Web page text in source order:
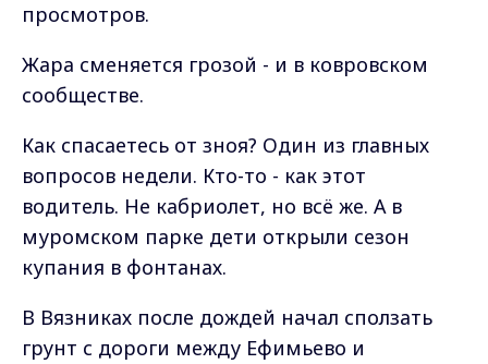
просмотров.
Жара сменяется грозой - и в ковровском
сообществе.
Как спасаетесь от зноя? Один из главных
вопросов недели. Кто-то - как этот
водитель. Не кабриолет, но всё же. А в
муромском парке дети открыли сезон
купания в фонтанах.
В Вязниках после дождей начал сползать
грунт с дороги между Ефимьево и